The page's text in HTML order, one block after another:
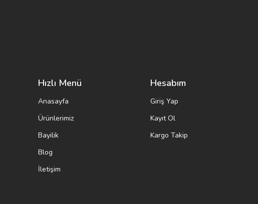
Hızlı Menü
Anasayfa
Ürünlerimiz
Bayilik
Blog
İletişim
Hesabım
Giriş Yap
Kayıt Ol
Kargo Takip